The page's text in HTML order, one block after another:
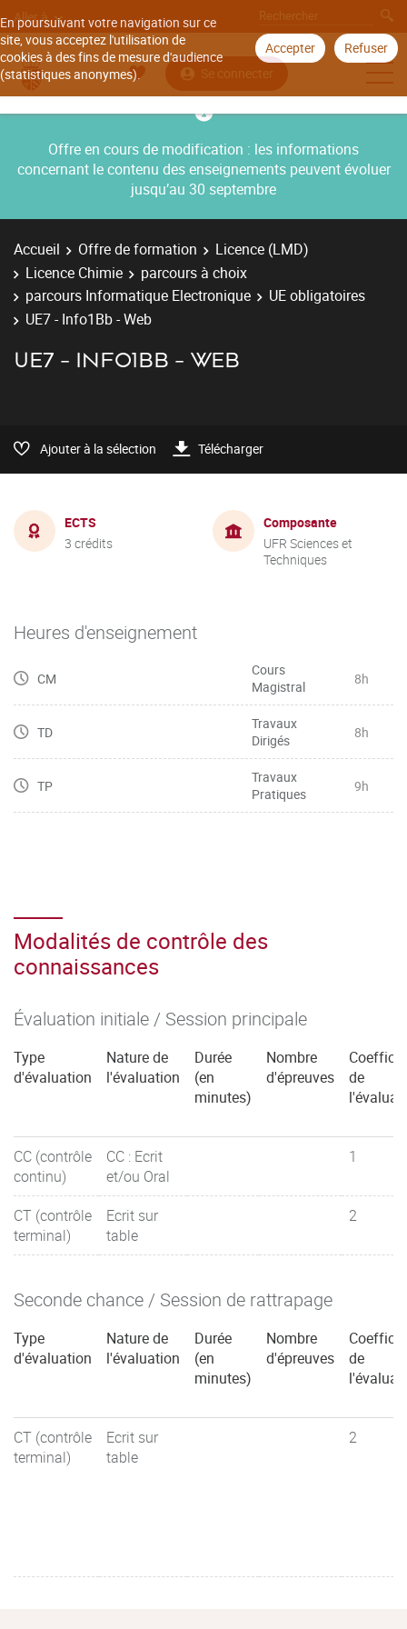
En poursuivant votre navigation sur ce
site, vous acceptez l'utilisation de
cookies à des fins de mesure d'audience
(statistiques anonymes).
Accepter Refuser
Aller à
Se connecter
Offre en cours de modification : les informations
concernant le contenu des enseignements peuvent évoluer
jusqu’au 30 septembre
Accueil Offre de formation
Licence (LMD)
Licence Chimie
parcours à choix
parcours Informatique Electronique
UE obligatoires
UE7 - Info1Bb - Web
UE7 - INFO1BB - WEB
Ajouter à la sélection Télécharger
ECTS
3 crédits
Composante
UFR Sciences et
Techniques
Heures d'enseignement
CM
Cours
Magistral
8h
TD
Travaux
Dirigés
8h
TP
Travaux
Pratiques
9h
Modalités de contrôle des
connaissances
Évaluation initiale / Session principale
Type
d'évaluation
Nature de
l'évaluation
Durée
(en
minutes)
Nombre
d'épreuves
de
CC (contrôle
continu)
CC : Ecrit
et/ou Oral
1
CT (contrôle
terminal)
Ecrit sur
table
2
Seconde chance / Session de rattrapage
Type
d'évaluation
Nature de
l'évaluation
Durée
(en
minutes)
Nombre
d'épreuves
de
CT (contrôle
terminal)
Ecrit sur
table
2